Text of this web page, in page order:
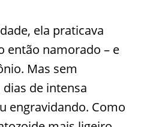
ela praticava
então namorado – e
Mas sem
de intensa
engravidando. Como